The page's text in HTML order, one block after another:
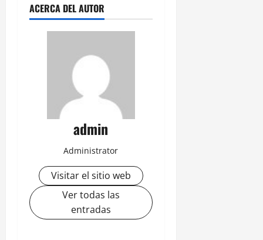
ACERCA DEL AUTOR
admin
Administrator
Visitar el sitio web
Ver todas las
entradas